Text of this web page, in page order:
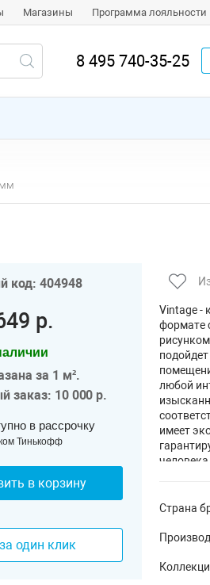
Магазины Программа лояльности
8 495 740-35-25
мм
код: 404948
р.
за 1 м².
заказ: 10 000 р.
в рассрочку
Тинькофф
в корзину
один клик
Vintage -
формате
любой
имеет
человека.
Страна